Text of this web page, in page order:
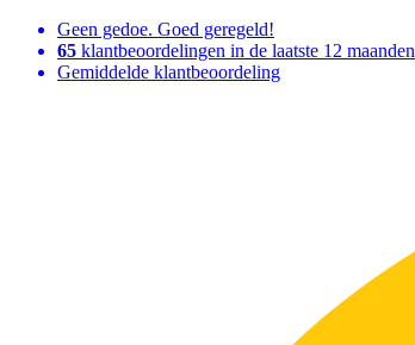
Geen gedoe. Goed geregeld!
65 klantbeoordelingen in de laatste 12 maanden
Gemiddelde klantbeoordeling